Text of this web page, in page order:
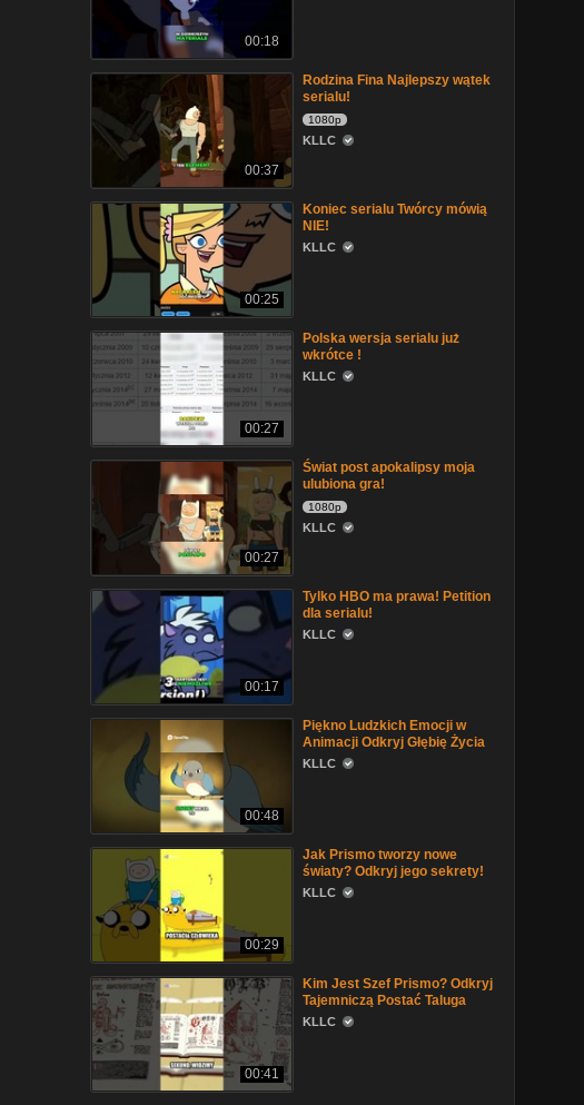
00:18
00:37
Rodzina Fina Najlepszy wątek
serialu!
1080p
KLLC
00:25
Koniec serialu Twórcy mówią
NIE!
KLLC
00:27
Polska wersja serialu już
wkrótce !
KLLC
00:27
Świat post apokalipsy moja
ulubiona gra!
1080p
KLLC
00:17
Tylko HBO ma prawa! Petition
dla serialu!
KLLC
00:48
Piękno Ludzkich Emocji w
Animacji Odkryj Głębię Życia
KLLC
00:29
Jak Prismo tworzy nowe
światy? Odkryj jego sekrety!
KLLC
00:41
Kim Jest Szef Prismo? Odkryj
Tajemniczą Postać Taluga
KLLC